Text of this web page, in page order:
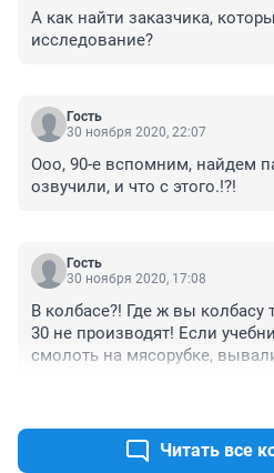
А как найти заказчика,
исследование?
Гость
30 ноября 2020, 22:07
Ооо, 90-е вспомним, найдем
озвучили, и что с этого.!?!
Гость
30 ноября 2020, 17:08
В колбасе?! Где ж вы
30 не производят! Если
смолоть на мясорубке,
Абсолютов и Привозов,
молоко, сыр.пельмени.овощи
Читать все